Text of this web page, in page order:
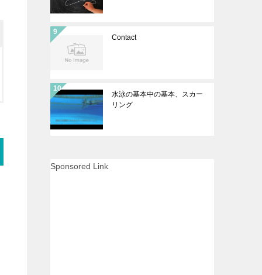
Contact
水泳の基本中の基本、スカー
リング
Sponsored Link